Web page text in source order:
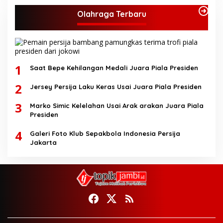
Olahraga Terbaru
1 Saat Bepe Kehilangan Medali Juara Piala Presiden
2 Jersey Persija Laku Keras Usai Juara Piala Presiden
3
Marko Simic Kelelahan Usai Arak arakan Juara Piala
Presiden
4
Galeri Foto Klub Sepakbola Indonesia Persija
Jakarta